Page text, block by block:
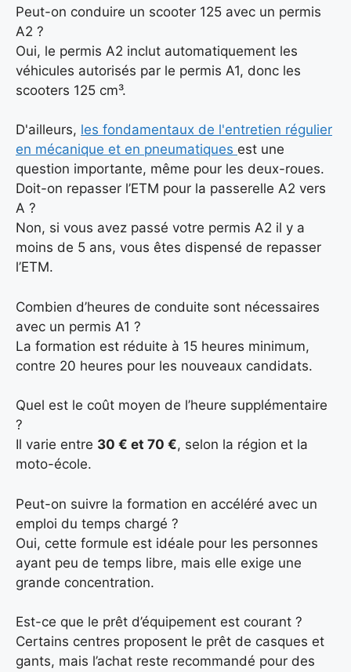
Peut-on conduire un scooter 125 avec un permis
A2 ?
Oui, le permis A2 inclut automatiquement les
véhicules autorisés par le permis A1, donc les
scooters 125 cm³.
D'ailleurs, les fondamentaux de l'entretien régulier
en mécanique et en pneumatiques est une
question importante, même pour les deux-roues.
Doit-on repasser l’ETM pour la passerelle A2 vers
A ?
Non, si vous avez passé votre permis A2 il y a
moins de 5 ans, vous êtes dispensé de repasser
l’ETM.
Combien d’heures de conduite sont nécessaires
avec un permis A1 ?
La formation est réduite à 15 heures minimum,
contre 20 heures pour les nouveaux candidats.
Quel est le coût moyen de l’heure supplémentaire
?
Il varie entre 30 € et 70 €, selon la région et la
moto-école.
Peut-on suivre la formation en accéléré avec un
emploi du temps chargé ?
Oui, cette formule est idéale pour les personnes
ayant peu de temps libre, mais elle exige une
grande concentration.
Est-ce que le prêt d’équipement est courant ?
Certains centres proposent le prêt de casques et
gants, mais l’achat reste recommandé pour des